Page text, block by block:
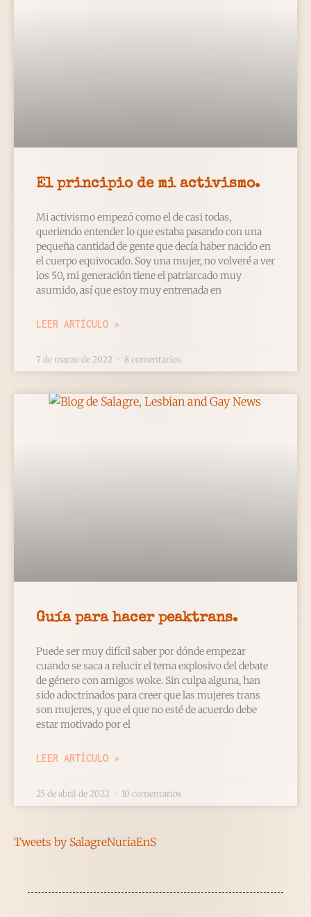
El principio de mi activismo.
Mi activismo empezó como el de casi todas,
queriendo entender lo que estaba pasando con una
pequeña cantidad de gente que decía haber nacido en
el cuerpo equivocado. Soy una mujer, no volveré a ver
los 50, mi generación tiene el patriarcado muy
asumido, así que estoy muy entrenada en
LEER ARTÍCULO »
7 de marzo de 2022 8 comentarios
Guía para hacer peaktrans.
Puede ser muy difícil saber por dónde empezar
cuando se saca a relucir el tema explosivo del debate
de género con amigos woke. Sin culpa alguna, han
sido adoctrinados para creer que las mujeres trans
son mujeres, y que el que no esté de acuerdo debe
estar motivado por el
LEER ARTÍCULO »
25 de abril de 2022 10 comentarios
Tweets by SalagreNuriaEnS